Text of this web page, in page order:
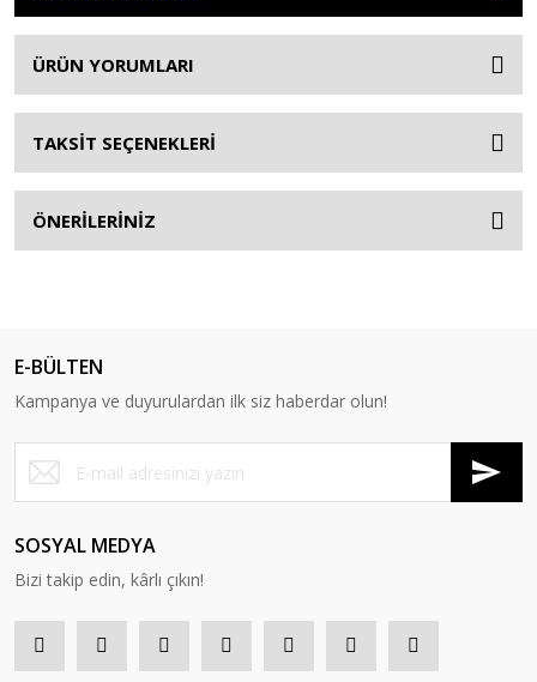
ÜRÜN YORUMLARI
TAKSİT SEÇENEKLERİ
ÖNERİLERİNİZ
E-BÜLTEN
Kampanya ve duyurulardan ilk siz haberdar olun!
SOSYAL MEDYA
Bizi takip edin, kârlı çıkın!